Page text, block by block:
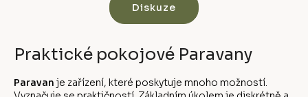
Diskuze
Praktické pokojové Paravany
Paravan je zařízení, které poskytuje mnoho možností.